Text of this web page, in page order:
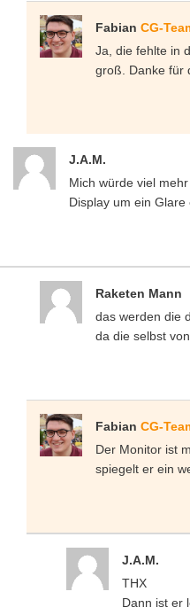
Fabian CG-
Ja, die fehlte in
groß. Danke für
J.A.M.
Mich würde viel
Display um ein Glare
Raketen Mann
das werden die
da die selbst
Fabian CG-
Der Monitor ist
spiegelt er ein
J.A.M.
THX
Dann ist er